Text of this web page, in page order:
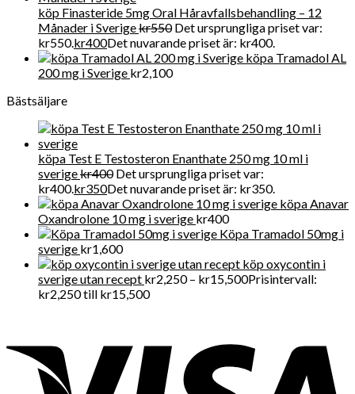
köp Finasteride 5mg Oral Håravfallsbehandling – 12
Månader i Sverigekr550 Det ursprungliga priset var:
kr550.kr400Det nuvarande priset är: kr400.
köpa Tramadol AL
200 mg i Sverige kr2,100
Bästsäljare
köpa Test E Testosteron Enanthate 250 mg 10 ml i
sverigekr400 Det ursprungliga priset var:
kr400.kr350Det nuvarande priset är: kr350.
köpa Anavar
Oxandrolone 10 mg i sverige kr400
Köpa Tramadol 50mg i
sverige kr1,600
köp oxycontin i
sverige utan recept kr2,250 – kr15,500Prisintervall:
kr2,250 till kr15,500